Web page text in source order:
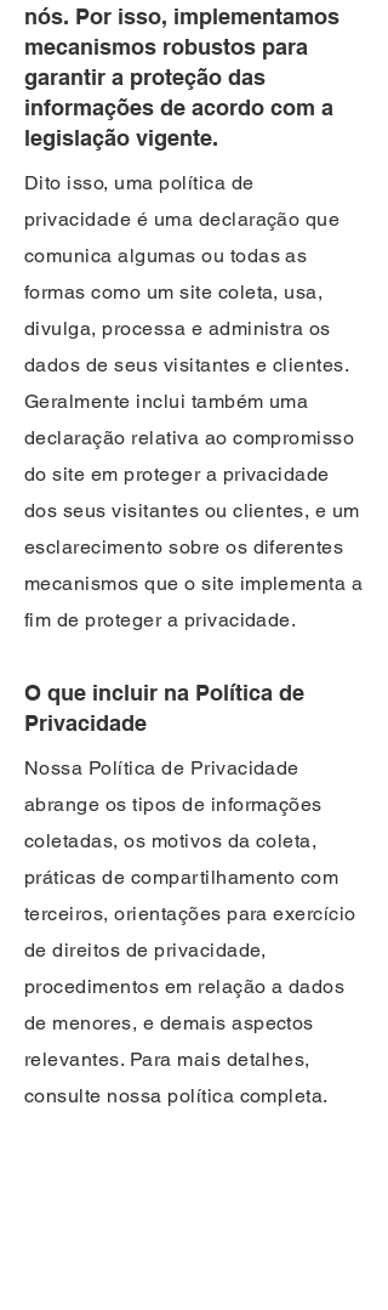
nós. Por isso, implementamos
mecanismos robustos para
garantir a proteção das
informações de acordo com a
legislação vigente.
Dito isso, uma política de
privacidade é uma declaração que
comunica algumas ou todas as
formas como um site coleta, usa,
divulga, processa e administra os
dados de seus visitantes e clientes.
Geralmente inclui também uma
declaração relativa ao compromisso
do site em proteger a privacidade
dos seus visitantes ou clientes, e um
esclarecimento sobre os diferentes
mecanismos que o site implementa a
fim de proteger a privacidade.
O que incluir na Política de
Privacidade
Nossa Política de Privacidade
abrange os tipos de informações
coletadas, os motivos da coleta,
práticas de compartilhamento com
terceiros, orientações para exercício
de direitos de privacidade,
procedimentos em relação a dados
de menores, e demais aspectos
relevantes. Para mais detalhes,
consulte nossa política completa.